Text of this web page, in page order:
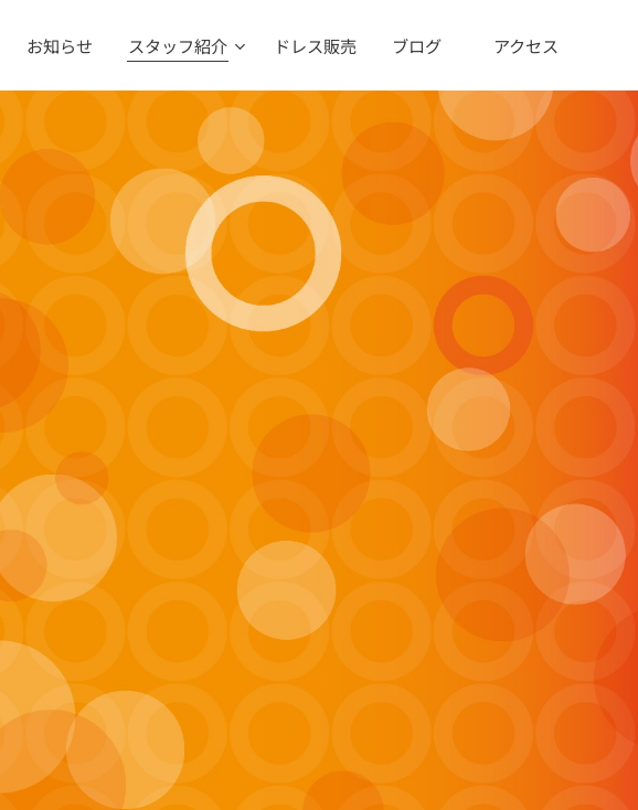
お知らせ スタッフ紹介 ドレス販売 ブログ アクセス